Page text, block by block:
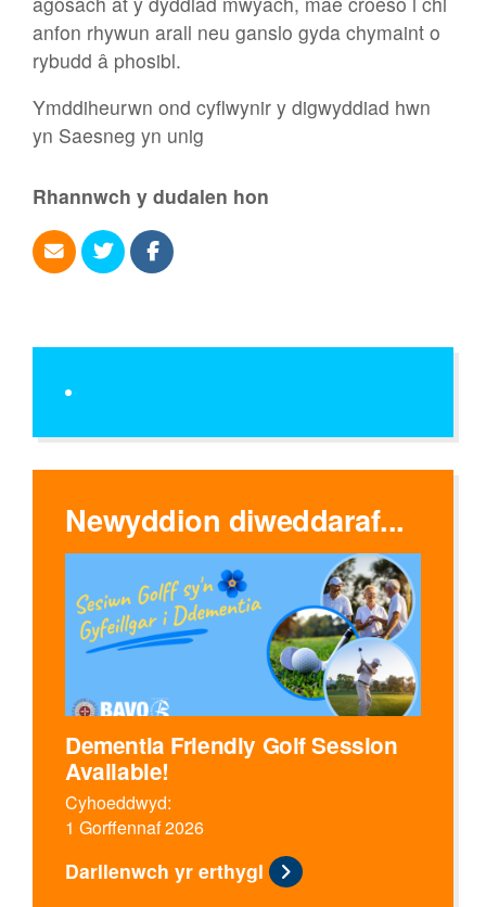
anfon rhywun arall neu ganslo gyda chymaint o
rybudd â phosibl.
Ymddiheurwn ond cyflwynir y digwyddiad hwn
yn Saesneg yn unig
Rhannwch y dudalen hon
Newyddion diweddaraf...
Dementia Friendly Golf Session
Available!
Cyhoeddwyd:
1 Gorffennaf 2026
Darllenwch yr erthygl